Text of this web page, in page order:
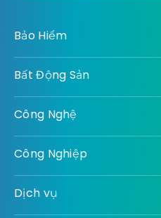
Bảo Hiểm
Bất Động Sản
Công Nghệ
Công Nghiệp
Dịch vụ